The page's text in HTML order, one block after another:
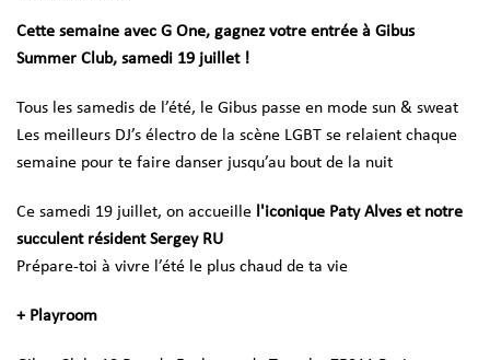
Cette semaine avec G One, gagnez votre entrée à Gibus
Summer Club, samedi 19 juillet !
Tous les samedis de l’été, le Gibus passe en mode sun & sweat
Les meilleurs DJ’s électro de la scène LGBT se relaient chaque
semaine pour te faire danser jusqu’au bout de la nuit
Ce samedi 19 juillet, on accueille l'iconique Paty Alves et notre
succulent résident Sergey RU
Prépare-toi à vivre l’été le plus chaud de ta vie
+ Playroom